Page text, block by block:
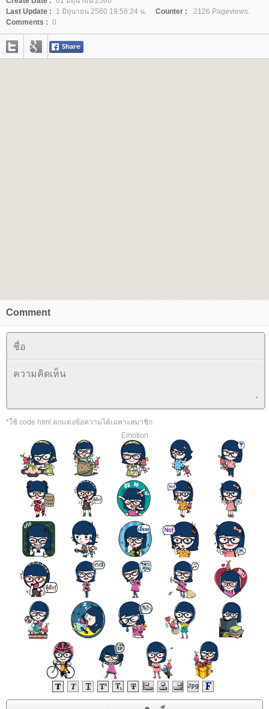
Last Update :
1 มิถุนายน 2560 19:58:24 น. Counter :
2126 Pageviews.
Comments : 0
Comment
*ใช้ code html ตกแต่งข้อความได้เฉพาะสมาชิก
Emotion